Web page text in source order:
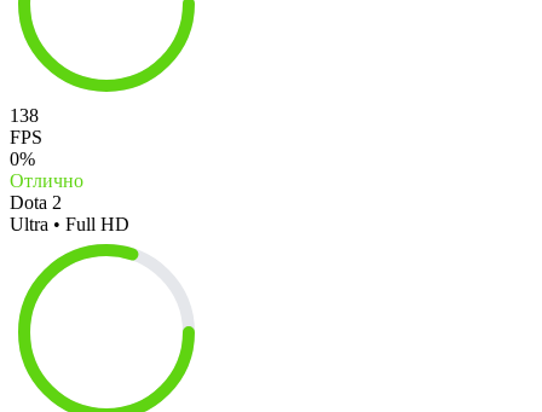
138
FPS
0%
Отлично
Dota 2
Ultra • Full HD